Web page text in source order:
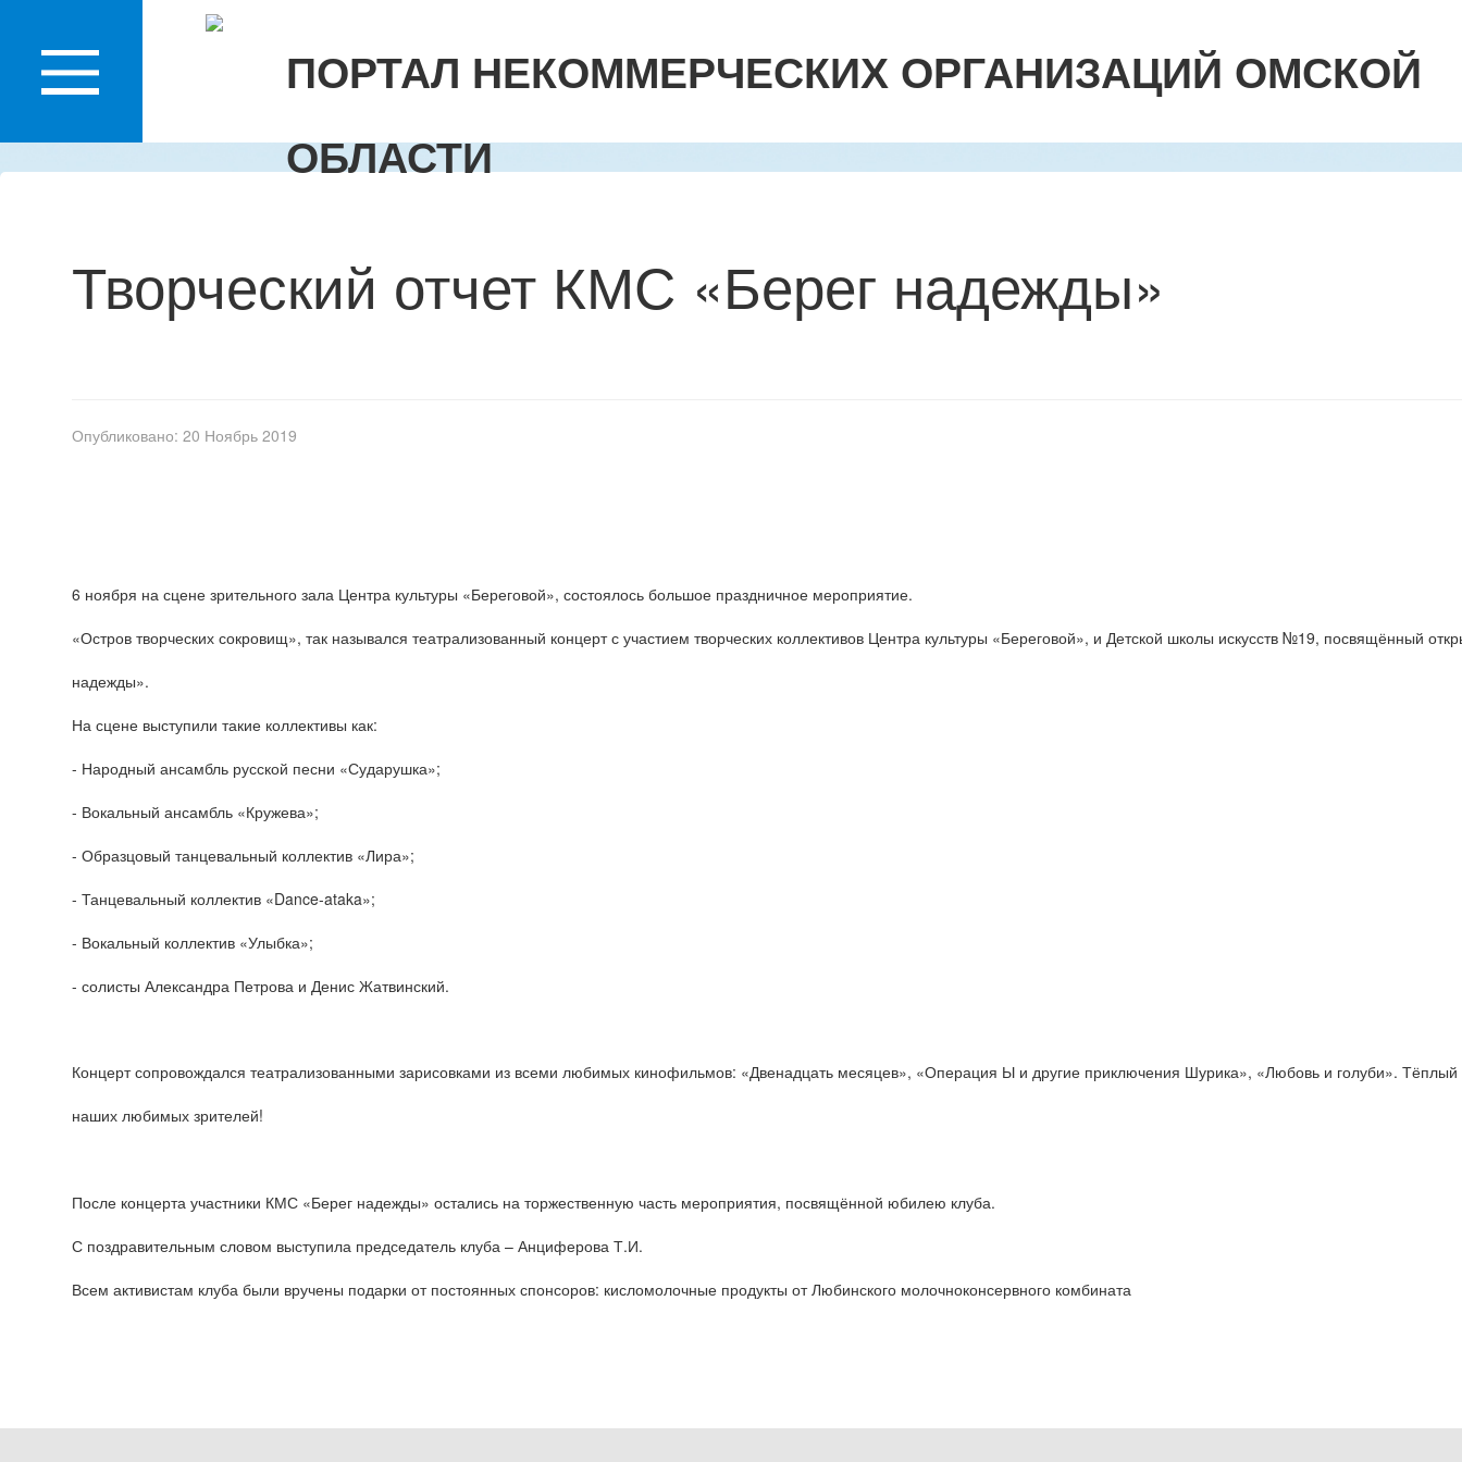
ПОРТАЛ НЕКОММЕРЧЕСКИХ ОРГАНИЗАЦИЙ ОМСКОЙ
ОБЛАСТИ
Творческий отчет КМС «Берег надежды»
Опубликовано: 20 Ноябрь 2019
6 ноября на сцене зрительного зала Центра культуры «Береговой», состоялось большое праздничное мероприятие.
«Остров творческих сокровищ», так назывался театрализованный концерт с участием творческих коллективов Центра культуры «Береговой», и Детской школы искусств №19, посвящённый
надежды».
На сцене выступили такие коллективы как:
- Народный ансамбль русской песни «Сударушка»;
- Вокальный ансамбль «Кружева»;
- Образцовый танцевальный коллектив «Лира»;
- Танцевальный коллектив «Dance-ataka»;
- Вокальный коллектив «Улыбка»;
- солисты Александра Петрова и Денис Жатвинский.
Концерт сопровождался театрализованными зарисовками из всеми любимых кинофильмов: «Двенадцать месяцев», «Операция Ы и другие приключения Шурика», «Любовь и голуби».
наших любимых зрителей!
После концерта участники КМС «Берег надежды» остались на торжественную часть мероприятия, посвящённой юбилею клуба.
С поздравительным словом выступила председатель клуба – Анциферова Т.И.
Всем активистам клуба были вручены подарки от постоянных спонсоров: кисломолочные продукты от Любинского молочноконсервного комбината